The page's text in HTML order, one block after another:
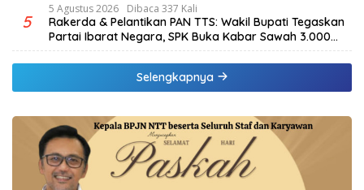
5
5 Agustus 2026 Dibaca 337 Kali
Rakerda & Pelantikan PAN TTS: Wakil Bupati Tegaskan
Partai Ibarat Negara, SPK Buka Kabar Sawah 3.000
Hektar & Larangan Politik Uang
Selengkapnya